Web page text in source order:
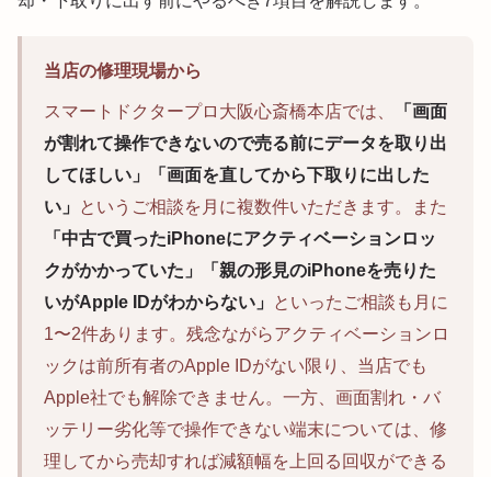
当店の修理現場から
スマートドクタープロ大阪心斎橋本店では、
「画面
が割れて操作できないので売る前にデータを取り出
してほしい」「画面を直してから下取りに出した
い」 というご相談を月に複数件いただきます。また
「中古で買ったiPhoneにアクティベーションロッ
クがかかっていた」「親の形見のiPhoneを売りた
いがApple IDがわからない」 といったご相談も月に
1〜2件あります。残念ながらアクティベーションロ
ックは前所有者のApple IDがない限り、当店でも
Apple社でも解除できません。一方、画面割れ・バ
ッテリー劣化等で操作できない端末については、修
理してから売却すれば減額幅を上回る回収ができる